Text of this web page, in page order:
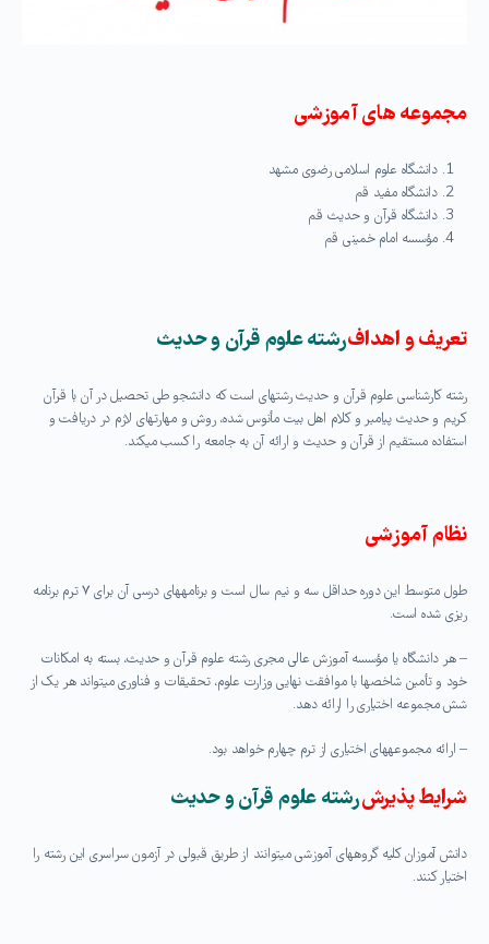
مجموعه‏ های آموزشی
دانشگاه علوم اسلامی رضوی مشهد
دانشگاه مفید قم
دانشگاه قرآن و حدیث قم
مؤسسه امام خمینی قم
تعریف و اهدافرشته علوم قرآن و حدیث
رشته کارشناسی علوم قرآن و حدیث رشته‏ای است که دانشجو طی تحصیل در آن با قرآن
کریم و حدیث پیامبر و کلام اهل بیت مأنوس شده، روش و مهارتهای لازم در دریافت و
استفاده مستقیم از قرآن و حدیث و ارائه آن به جامعه را کسب می‏کند.
نظام آموزشی
طول متوسط این دوره حداقل سه و نیم سال است و برنامه‏های درسی آن برای ۷ ترم برنامه
ریزی شده است.
– هر دانشگاه یا مؤسسه آموزش عالی مجری رشته علوم قرآن و حدیث، بسته به امکانات
خود و تأمین شاخص‏ها با موافقت نهایی وزارت علوم، تحقیقات و فناوری می‏تواند هر یک از
شش مجموعه اختیاری را ارائه دهد.
– ارائه مجموعه‏های اختیاری از ترم چهارم خواهد بود.
شرايطپذيرشرشته علوم قرآن و حدیث
دانش آموزان کلیه گروه‏های آموزشی می‏توانند از طریق قبولی در آزمون سراسری این رشته را
اختیار کنند.